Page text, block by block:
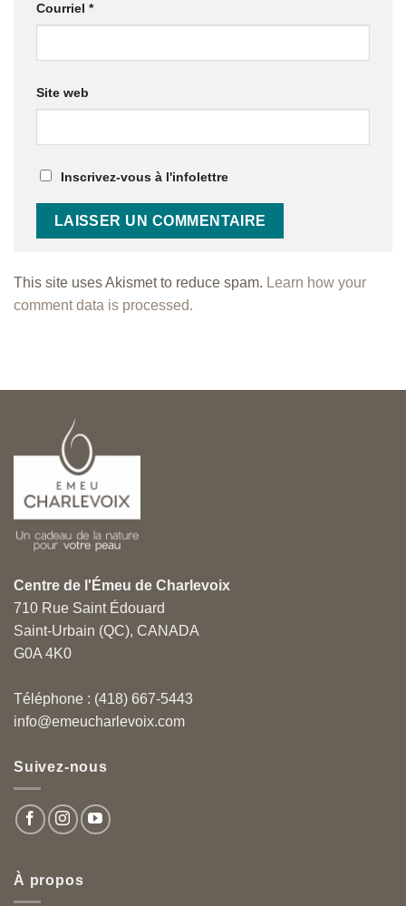
Courriel *
Site web
Inscrivez-vous à l'infolettre
This site uses Akismet to reduce spam. Learn how your
comment data is processed.
Centre de l'Émeu de Charlevoix
710 Rue Saint Édouard
Saint-Urbain (QC), CANADA
G0A 4K0
Téléphone : (418) 667-5443
info@emeucharlevoix.com
Suivez-nous
À propos